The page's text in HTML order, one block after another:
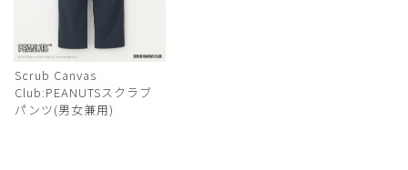
Scrub Canvas
Club:PEANUTSスクラブ
パンツ(男女兼用)